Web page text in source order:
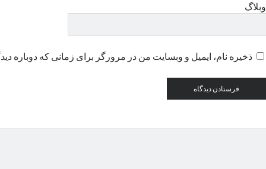
وبلاگ
ذخیره نام، ایمیل و وبسایت من در مرورگر برای زمانی که دوباره